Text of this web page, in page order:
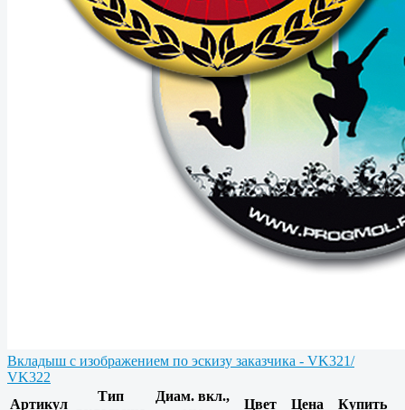
Вкладыш с изображением по эскизу заказчика - VK321/
VK322
Артикул
Тип
Диам. вкл.,
Цвет Цена Купить